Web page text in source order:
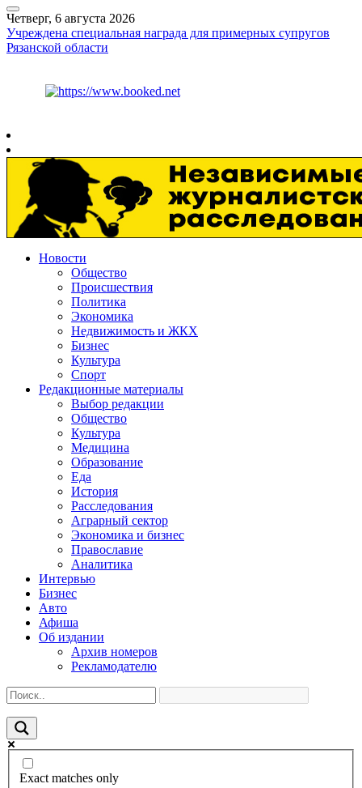
Четверг, 6 августа 2026
Учреждена специальная награда для примерных супругов
Рязанской области
Новости
Общество
Происшествия
Политика
Экономика
Недвижимость и ЖКХ
Бизнес
Культура
Спорт
Редакционные материалы
Выбор редакции
Общество
Культура
Медицина
Образование
Еда
История
Расследования
Аграрный сектор
Экономика и бизнес
Православие
Аналитика
Интервью
Бизнес
Авто
Афиша
Об издании
Архив номеров
Рекламодателю
Exact matches only